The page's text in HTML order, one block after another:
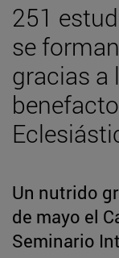
251
se
gracias a
Un nutrido
de mayo el
Seminario